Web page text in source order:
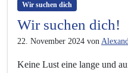
Wir suchen dich
Wir suchen dich!
22. November 2024 von
Keine Lust eine lange und